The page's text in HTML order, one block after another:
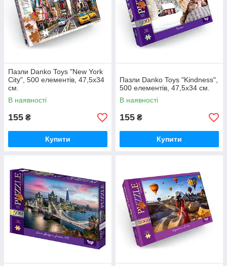
Пазли Danko Toys "New York
City", 500 елементів, 47,5x34
см.
В наявності
155 ₴
Купити
Пазли Danko Toys "Kindness",
500 елементів, 47,5x34 см.
В наявності
155 ₴
Купити